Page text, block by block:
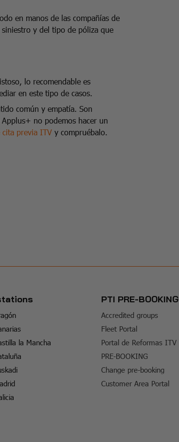
en manos de las compañías de
y del tipo de póliza que
lo recomendable es
en este tipo de casos.
común y empatía. Son
no podemos hacer un
cita previa ITV y compruébalo.
la Mancha
PTI PRE-BOOKING
Accredited groups
Fleet Portal
Portal de Reformas ITV
PRE-BOOKING
Change pre-booking
Customer Area Portal